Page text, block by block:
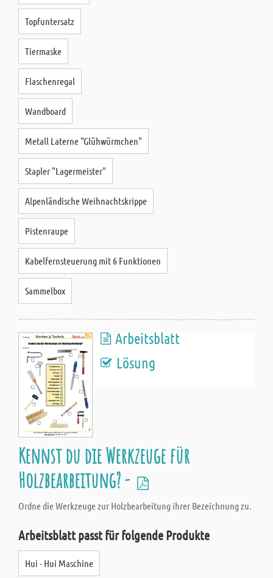
Topfuntersatz
Tiermaske
Flaschenregal
Wandboard
Metall Laterne "Glühwürmchen"
Stapler "Lagermeister"
Alpenländische Weihnachtskrippe
Pistenraupe
Kabelfernsteuerung mit 6 Funktionen
Sammelbox
Arbeitsblatt
Lösung
Kennst du die Werkzeuge für
Holzbearbeitung? -
Ordne die Werkzeuge zur Holzbearbeitung ihrer Bezeichnung zu.
Arbeitsblatt passt für folgende Produkte
Hui - Hui Maschine